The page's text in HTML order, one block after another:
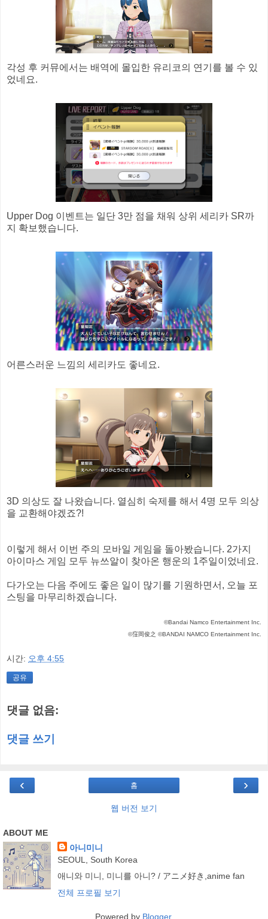
각성 후 커뮤에서는 배역에 몰입한 유리코의 연기를 볼 수 있
었네요.
Upper Dog 이벤트는 일단 3만 점을 채워 상위 세리카 SR까
지 확보했습니다.
어른스러운 느낌의 세리카도 좋네요.
3D 의상도 잘 나왔습니다. 열심히 숙제를 해서 4명 모두 의상
을 교환해야겠죠?!
이렇게 해서 이번 주의 모바일 게임을 돌아봤습니다. 2가지
아이마스 게임 모두 뉴쓰알이 찾아온 행운의 1주일이었네요.
다가오는 다음 주에도 좋은 일이 많기를 기원하면서, 오늘 포
스팅을 마무리하겠습니다.
©Bandai Namco Entertainment Inc.
©窪岡俊之 ©BANDAI NAMCO Entertainment Inc.
시간: 오후 4:55
공유
댓글 없음:
댓글 쓰기
‹ ›
홈
웹 버전 보기
ABOUT ME
아니미니
SEOUL, South Korea
애니와 미니, 미니를 아니? / アニメ好き,anime fan
전체 프로필 보기
Powered by Blogger.